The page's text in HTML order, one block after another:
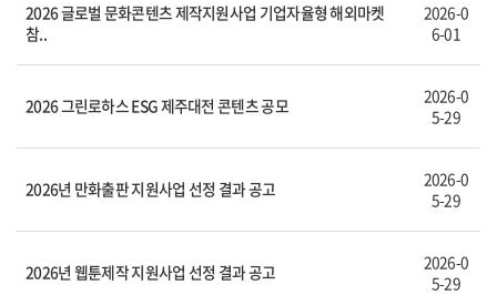
2026 글로벌 문화콘텐츠 제작지원사업 기업자율형 해외마켓
참..
2026-0
6-01
2026 그린로하스 ESG 제주대전 콘텐츠 공모
2026-0
5-29
2026년 만화출판 지원사업 선정 결과 공고
2026-0
5-29
2026년 웹툰제작 지원사업 선정 결과 공고
2026-0
5-29